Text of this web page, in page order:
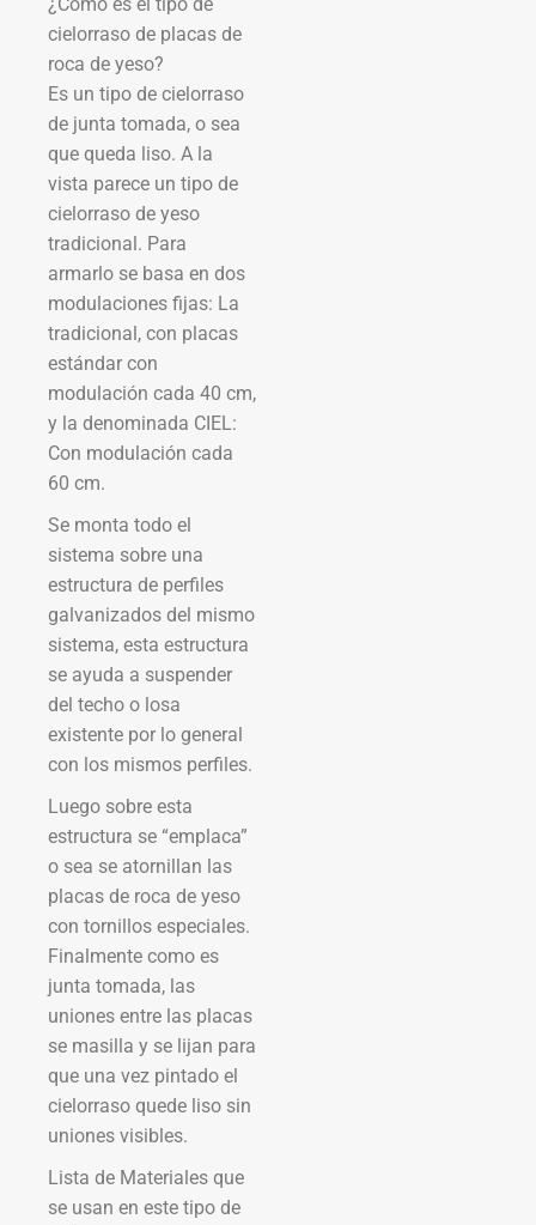
¿Cómo es el tipo de
cielorraso de placas de
roca de yeso?
Es un tipo de cielorraso
de junta tomada, o sea
que queda liso. A la
vista parece un tipo de
cielorraso de yeso
tradicional. Para
armarlo se basa en dos
modulaciones fijas: La
tradicional, con placas
estándar con
modulación cada 40 cm,
y la denominada CIEL:
Con modulación cada
60 cm.
Se monta todo el
sistema sobre una
estructura de perfiles
galvanizados del mismo
sistema, esta estructura
se ayuda a suspender
del techo o losa
existente por lo general
con los mismos perfiles.
Luego sobre esta
estructura se “emplaca”
o sea se atornillan las
placas de roca de yeso
con tornillos especiales.
Finalmente como es
junta tomada, las
uniones entre las placas
se masilla y se lijan para
que una vez pintado el
cielorraso quede liso sin
uniones visibles.
Lista de Materiales que
se usan en este tipo de